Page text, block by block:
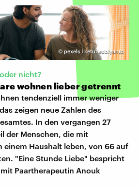
© pexels I ketut subiyanto
nicht?
wohnen lieber getrennt
tendenziell immer weniger
zeigen neue Zahlen des
In den vergangen 27
der Menschen, die mit
einem Haushalt leben, von 66 auf
"Eine Stunde Liebe" bespricht
Paartherapeutin Anouk